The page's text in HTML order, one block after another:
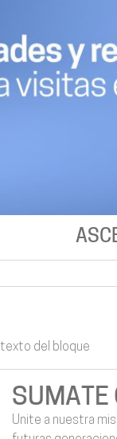
texto del bloque
SUMATE
Unite a nuestra